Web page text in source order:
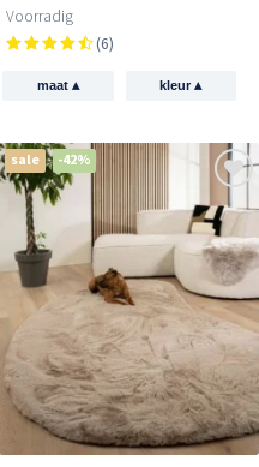
Voorradig
(6)
maat ▴ kleur▴
sale -42%